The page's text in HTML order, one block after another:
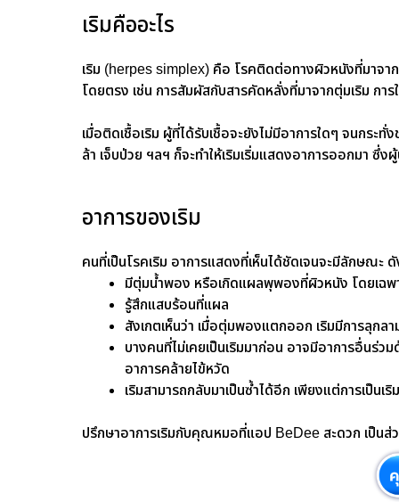
เริมคืออะไร
เริม (herpes simplex) คือ โรคติดต่อทางผิวหนังที่มาจา
โดยตรง เช่น การสัมผัสกับสารคัดหลั่งที่มาจากตุ่มเริม ก
เมื่อติดเชื้อเริม ผู้ที่ได้รับเชื้อจะยังไม่มีอาการใดๆ จนกร
ล้า เจ็บป่วย ฯลฯ ก็จะทำให้เริมเริ่มแสดงอาการออกมา ซึ่
อาการของเริม
คนที่เป็นโรคเริม อาการแสดงที่เห็นได้ชัดเจนจะมีลักษณะ
มีตุ่มน้ำพอง หรือเกิดแผลพุพองที่ผิวหนัง โดยเฉพ
รู้สึกแสบร้อนที่แผล
สังเกตเห็นว่า เมื่อตุ่มพองแตกออก เริมมีการลุกล
บางคนที่ไม่เคยเป็นเริมมาก่อน อาจมีอาการอื่นร่
อาการคล้ายไข้หวัด
เริมสามารถกลับมาเป็นซ้ำได้อีก เพียงแต่การเป็นเ
ปรึกษาอาการเริมกับคุณหมอที่แอป BeDee สะดวก เป็นส่